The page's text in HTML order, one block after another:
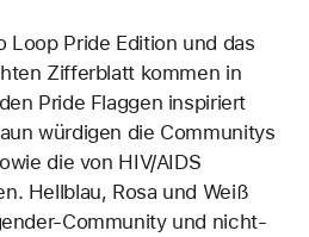
Loop Pride Edition und das
Zifferblatt kommen in
Pride Flaggen inspiriert
würdigen die Communitys
die von HIV/AIDS
Hellblau, Rosa und Weiß
Community und nicht-